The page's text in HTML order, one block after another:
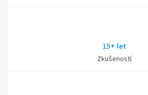
15+ let
Zkušeností